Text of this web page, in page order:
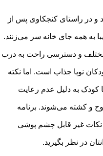
در راستای کنجکاوی پس از
به همه جای خانه سر می‌زنند.
مختلف و دسترسی راحت به درب
نوپا جذاب است. اما نکته
کودک به دلیل عدم رعایت
و کشته می‌شوند. برنامه
نکات غیر قابل چشم پوشی
در نظر بگیرید.